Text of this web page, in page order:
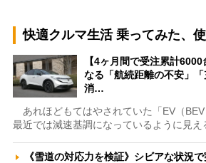
快適クルマ生活 乗ってみた、
【4ヶ月間で受注累計
なる「航続距離の不安」
消…
あれほどもてはやされていた「EV（BEV
最近では減速基調になっているように見え
《雪道の対応力を検証》シビアな状況